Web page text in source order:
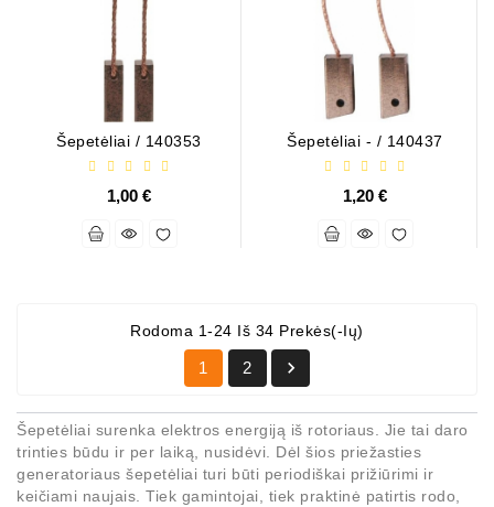
Šepetėliai / 140353
1,00 €
Šepetėliai - / 140437
1,20 €
Rodoma 1-24 Iš 34 Prekės(-Ių)
1 2 
Šepetėliai surenka elektros energiją iš rotoriaus. Jie tai daro
trinties būdu ir per laiką, nusidėvi. Dėl šios priežasties
generatoriaus šepetėliai turi būti periodiškai prižiūrimi ir
keičiami naujais. Tiek gamintojai, tiek praktinė patirtis rodo,